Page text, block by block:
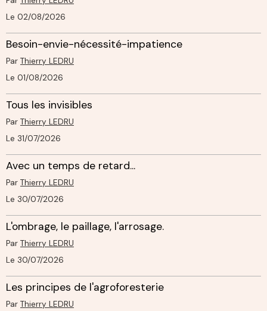
Le 02/08/2026
Besoin-envie-nécessité-impatience
Par Thierry LEDRU
Le 01/08/2026
Tous les invisibles
Par Thierry LEDRU
Le 31/07/2026
Avec un temps de retard...
Par Thierry LEDRU
Le 30/07/2026
L'ombrage, le paillage, l'arrosage.
Par Thierry LEDRU
Le 30/07/2026
Les principes de l'agroforesterie
Par Thierry LEDRU